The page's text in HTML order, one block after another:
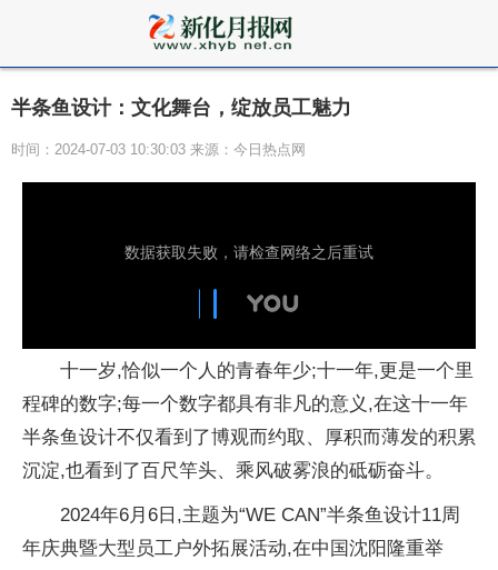
半条鱼设计：文化舞台，绽放员工魅力
时间：2024-07-03 10:30:03 来源：今日热点网
十一岁,恰似一个人的青春年少;十一年,更是一个里
程碑的数字;每一个数字都具有非凡的意义,在这十一年
半条鱼设计不仅看到了博观而约取、厚积而薄发的积累
沉淀,也看到了百尺竿头、乘风破雾浪的砥砺奋斗。
2024年6月6日,主题为“WE CAN”半条鱼设计11周
年庆典暨大型员工户外拓展活动,在中国沈阳隆重举